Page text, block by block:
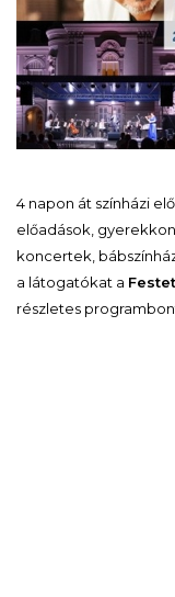
4 napon át színházi
előadások,
koncertek,
a látogatókat a
részletes